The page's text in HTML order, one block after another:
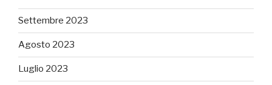
Settembre 2023
Agosto 2023
Luglio 2023